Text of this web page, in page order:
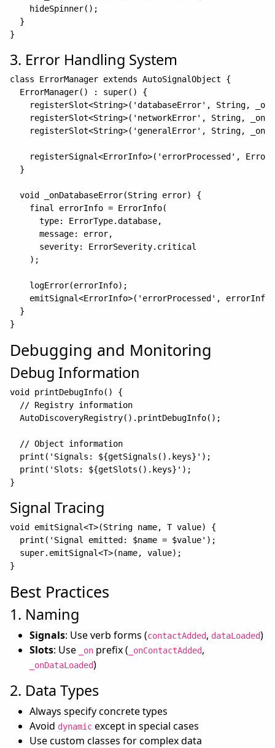
    hideSpinner();
  }
3. Error Handling System
class ErrorManager extends AutoSignalObject {
  ErrorManager() : super() {
registerSlot<String>('databaseError', String,
registerSlot<String>('networkError', String,
registerSlot<String>('generalError', String,
registerSignal<ErrorInfo>('errorProcessed',
  }
  void _onDatabaseError(String error) {
    final errorInfo = ErrorInfo(
      type: ErrorType.database,
      message: error,
      severity: ErrorSeverity.critical
    );
    logError(errorInfo);
emitSignal<ErrorInfo>('errorProcessed',
  }
Debugging and Monitoring
Debug Information
void printDebugInfo() {
  // Registry information
  AutoDiscoveryRegistry().printDebugInfo();
  // Object information
  print('Signals: ${getSignals().keys}');
  print('Slots: ${getSlots().keys}');
Signal Tracing
void emitSignal<T>(String name, T value) {
  print('Signal emitted: $name = $value');
  super.emitSignal<T>(name, value);
Best Practices
1. Naming
Signals: Use verb forms (contactAdded, dataLoaded)
Slots: Use _on prefix ( _onContactAdded,
_onDataLoaded)
2. Data Types
Always specify concrete types
Avoid dynamic except in special cases
Use custom classes for complex data